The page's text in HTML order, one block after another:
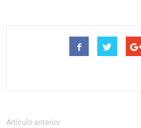
Artículo anterior